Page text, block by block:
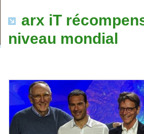
arx iT
niveau mondial